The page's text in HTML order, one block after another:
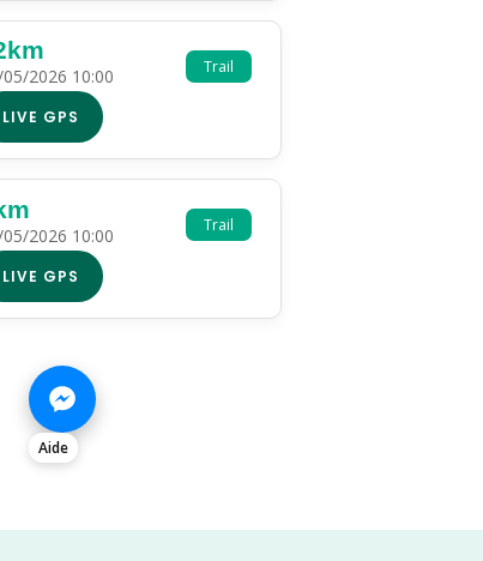
Trail
2026 10:00
LIVE GPS
Trail
2026 10:00
LIVE GPS
Aide